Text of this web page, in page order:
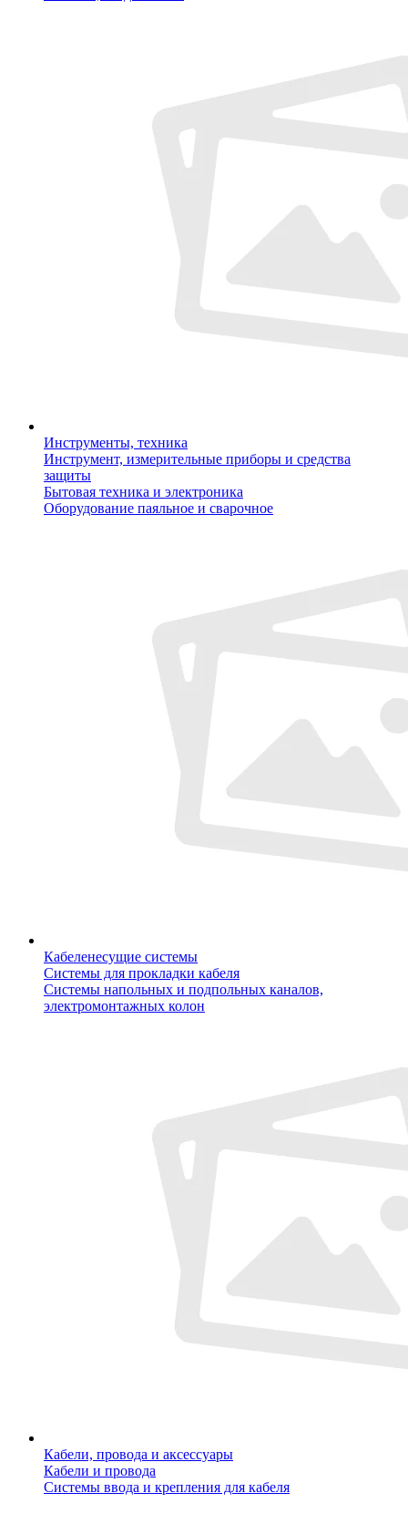
Инструменты, техника
Инструмент, измерительные приборы и средства
защиты
Бытовая техника и электроника
Оборудование паяльное и сварочное
Кабеленесущие системы
Системы для прокладки кабеля
Системы напольных и подпольных каналов,
электромонтажных колон
Кабели, провода и аксессуары
Кабели и провода
Системы ввода и крепления для кабеля